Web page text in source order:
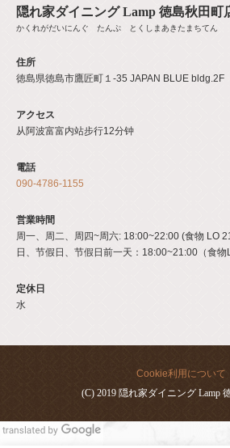
隠れ家ダイニング Lamp 徳島秋田町
かくれがだいにんぐ たんぷ とくしまあきたまちてん
住所
徳島県徳島市鷹匠町１-35 JAPAN BLUE bldg.2F
アクセス
从阿波富富内站步行12分钟
電話
090-4786-1155
営業時間
周一、周二、周四~周六: 18:00~22:00 (食物 LO
日、节假日、节假日前一天：18:00~21:00（食物
定休日
水
Cookie利用について
(C) 2019 隠れ家ダイニング Lamp